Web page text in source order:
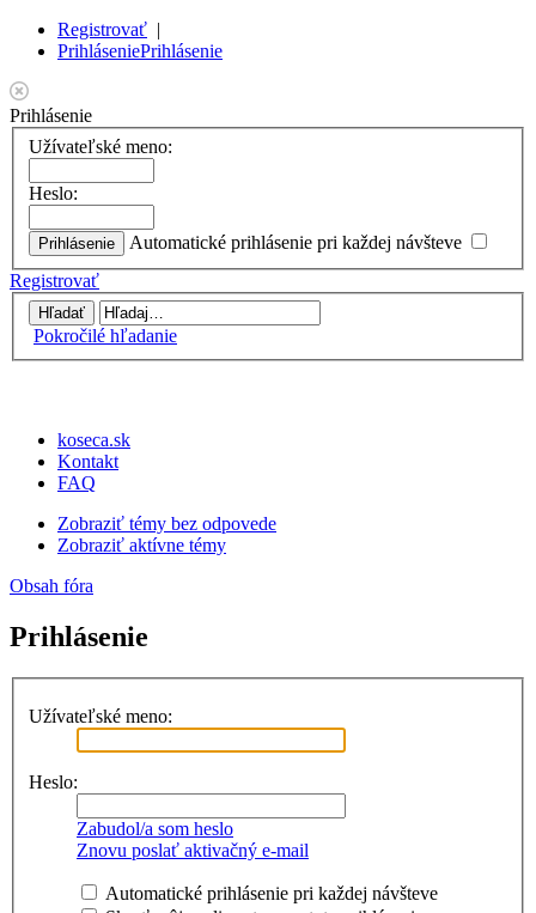
Registrovať |
PrihláseniePrihlásenie
Prihlásenie
Užívateľské meno:
Heslo:
Automatické prihlásenie pri každej návšteve
Registrovať
Pokročilé hľadanie
koseca.sk
Kontakt
FAQ
Zobraziť témy bez odpovede
Zobraziť aktívne témy
Obsah fóra
Prihlásenie
Užívateľské meno:
Heslo:
Zabudol/a som heslo
Znovu poslať aktivačný e-mail
Automatické prihlásenie pri každej návšteve